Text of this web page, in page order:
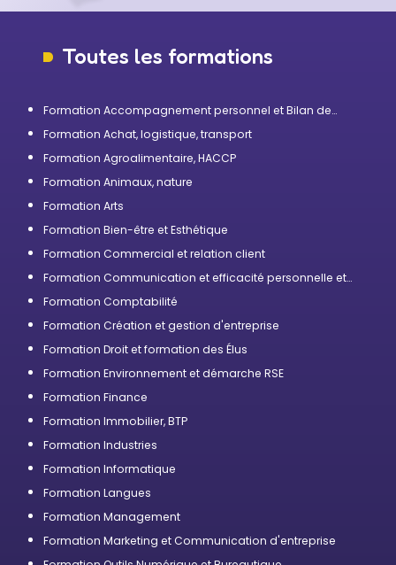
Toutes les formations
Formation Accompagnement personnel et Bilan de
Formation Achat, logistique, transport
Formation Agroalimentaire, HACCP
Formation Animaux, nature
Formation Arts
Formation Bien-être et Esthétique
Formation Commercial et relation client
Formation Communication et efficacité personnelle et
Formation Comptabilité
Formation Création et gestion d'entreprise
Formation Droit et formation des Élus
Formation Environnement et démarche RSE
Formation Finance
Formation Immobilier, BTP
Formation Industries
Formation Informatique
Formation Langues
Formation Management
Formation Marketing et Communication d'entreprise